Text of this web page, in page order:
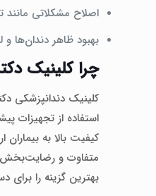
اصلاح مشکلاتی مانند
بهبود ظاهر دندان‌ها و
چرا کلینیک
کلینیک دندانپزشکی
استفاده از تجهیزات
کیفیت بالا به
متفاوت و رضایت‌بخش
بهترین گزینه را برای